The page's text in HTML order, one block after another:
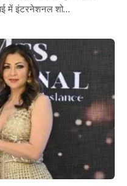
में इंटरनेशनल शो…